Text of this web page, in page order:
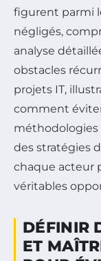
figurent parmi
négligés,
analyse
obstacles
projets IT,
comment
méthodologies
des stratégies
chaque acteur
véritables
DÉFINIR
ET